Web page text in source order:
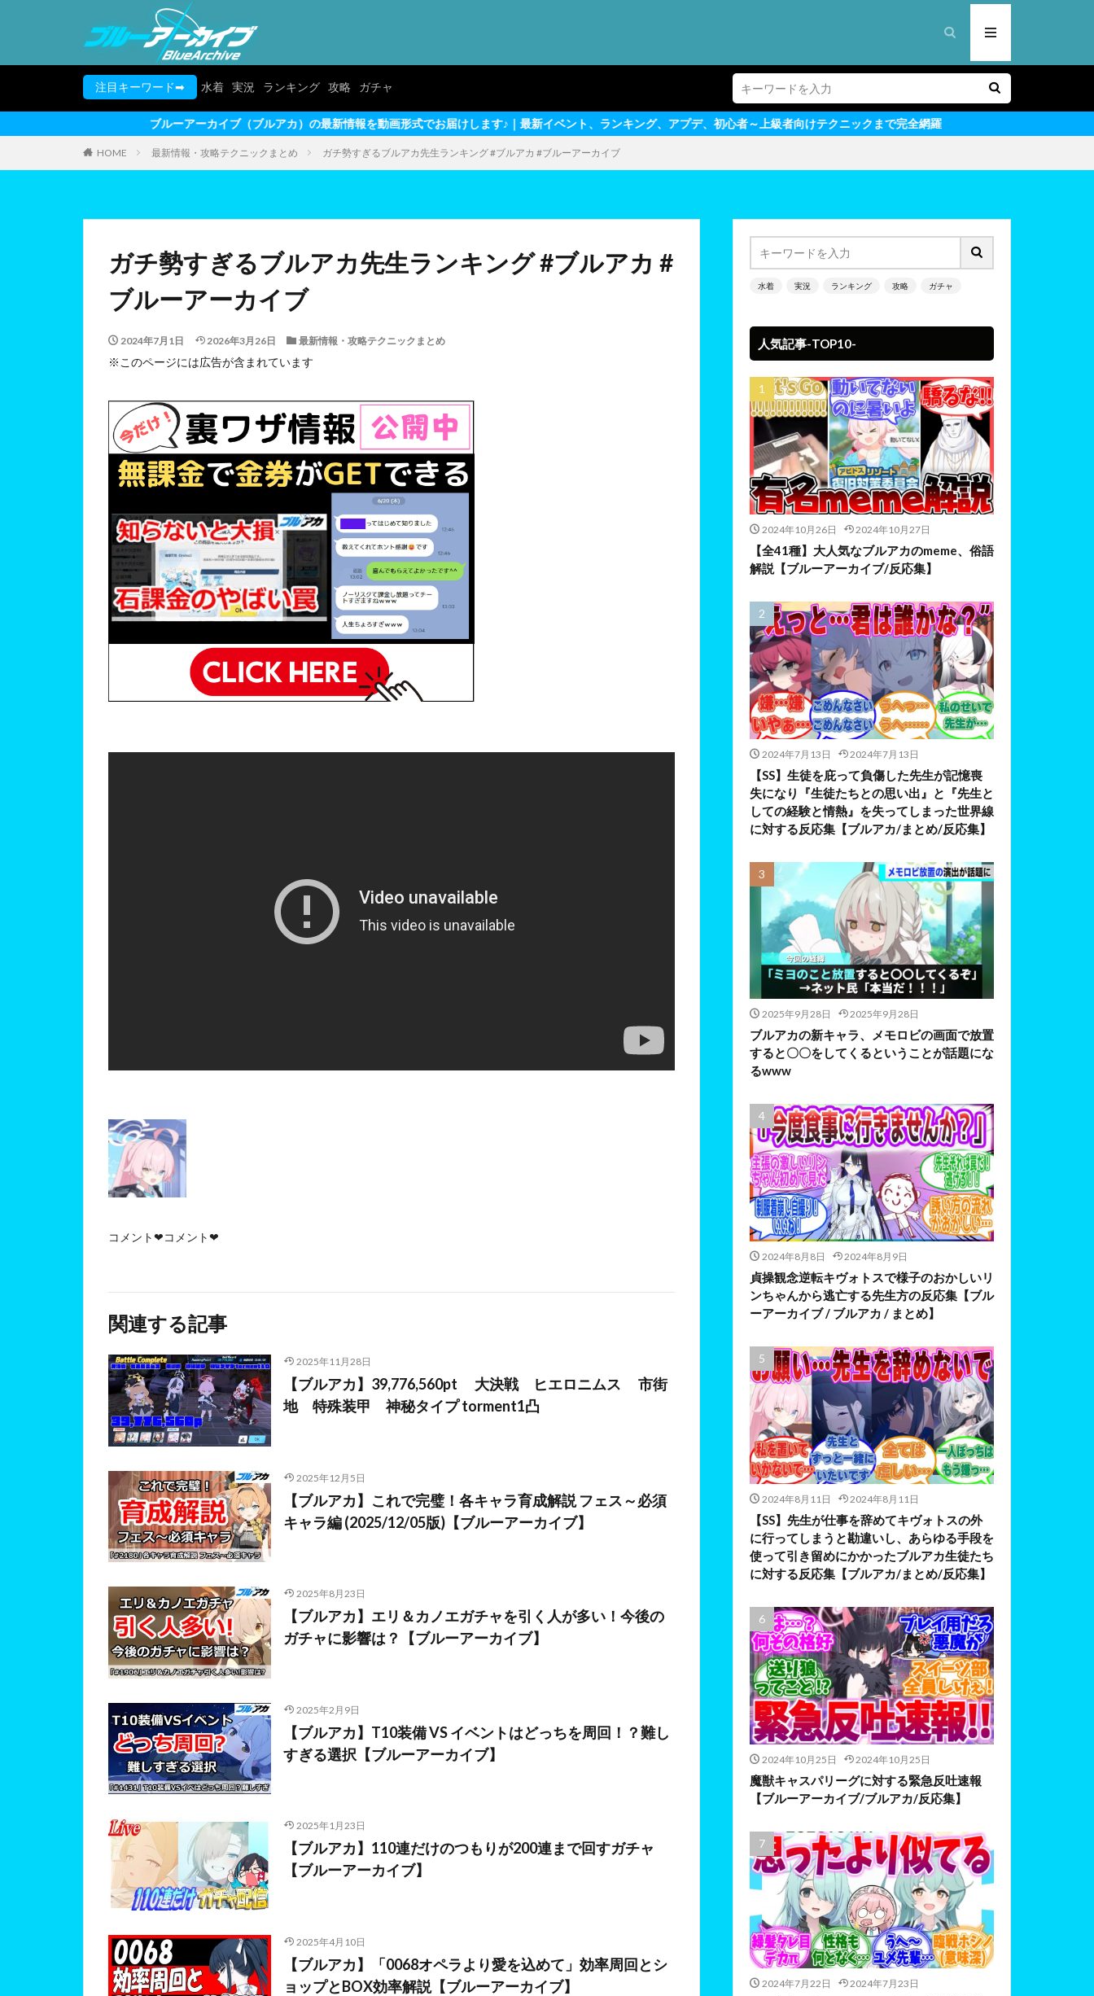
注目キーワード➡ 水着 実況 ランキング 攻略 ガチャ
ブルーアーカイブ（ブルアカ）の最新情報を動画形式でお届けします♪｜最新イベント、ランキング、アプデ、初心者～上級者向けテクニックまで完全網羅
HOME 最新情報・攻略テクニックまとめ ガチ勢すぎるブルアカ先生ランキング #ブルアカ #ブルーアーカイブ
ガチ勢すぎるブルアカ先生ランキング #ブルアカ #
ブルーアーカイブ
2024年7月1日 2026年3月26日 最新情報・攻略テクニックまとめ
※このページには広告が含まれています
コメント❤コメント❤
関連する記事
2025年11月28日
【ブルアカ】39,776,560pt 大決戦 ヒエロニムス 市街
地 特殊装甲 神秘タイプ torment1凸
2025年12月5日
【ブルアカ】これで完璧！各キャラ育成解説 フェス～必須
キャラ編 (2025/12/05版)【ブルーアーカイブ】
2025年8月23日
【ブルアカ】エリ＆カノエガチャを引く人が多い！今後の
ガチャに影響は？【ブルーアーカイブ】
2025年2月9日
【ブルアカ】T10装備 VS イベントはどっちを周回！？難し
すぎる選択【ブルーアーカイブ】
2025年1月23日
【ブルアカ】110連だけのつもりが200連まで回すガチャ
【ブルーアーカイブ】
2025年4月10日
【ブルアカ】「0068オペラより愛を込めて」効率周回とシ
ョップとBOX効率解説【ブルーアーカイブ】
水着 実況 ランキング 攻略 ガチャ
人気記事-TOP10-
2024年10月26日 2024年10月27日
【全41種】大人気なブルアカのmeme、俗語
解説【ブルーアーカイブ/反応集】
2024年7月13日 2024年7月13日
【SS】生徒を庇って負傷した先生が記憶喪
失になり『生徒たちとの思い出』と『先生と
しての経験と情熱』を失ってしまった世界線
に対する反応集【ブルアカ/まとめ/反応集】
2025年9月28日 2025年9月28日
ブルアカの新キャラ、メモロビの画面で放置
すると〇〇をしてくるということが話題にな
るwww
2024年8月8日 2024年8月9日
貞操観念逆転キヴォトスで様子のおかしいリ
ンちゃんから逃亡する先生方の反応集【ブル
ーアーカイブ / ブルアカ / まとめ】
2024年8月11日 2024年8月11日
【SS】先生が仕事を辞めてキヴォトスの外
に行ってしまうと勘違いし、あらゆる手段を
使って引き留めにかかったブルアカ生徒たち
に対する反応集【ブルアカ/まとめ/反応集】
2024年10月25日 2024年10月25日
魔獣キャスパリーグに対する緊急反吐速報
【ブルーアーカイブ/ブルアカ/反応集】
2024年7月22日 2024年7月23日